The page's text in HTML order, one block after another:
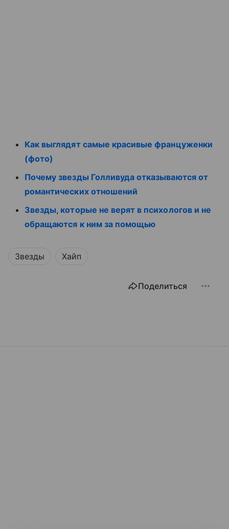
Как выглядят самые красивые француженки
(фото)
Почему звезды Голливуда отказываются от
романтических отношений
Звезды, которые не верят в психологов и не
обращаются к ним за помощью
Звезды Хайп
Поделиться